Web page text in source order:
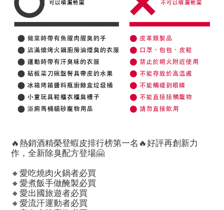
🔥熱銷酒精榮登蝦皮排行榜第一名🔥好評再創新力
作，全新除臭配方登場🤗
🔸愛吃燒肉火鍋者必買
🔸愛煮飯手做醃製必買
🔸愛出國旅遊者必買
🔸愛流汗運動者必買